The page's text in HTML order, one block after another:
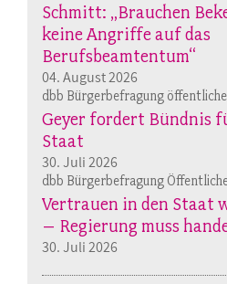
Schmitt: „Brauchen
keine Angriffe auf das
Berufsbeamtentum“
04. August 2026
dbb Bürgerbefragung
Geyer fordert Bündnis
Staat
30. Juli 2026
dbb Bürgerbefragung
Vertrauen in den Staat
– Regierung muss
30. Juli 2026